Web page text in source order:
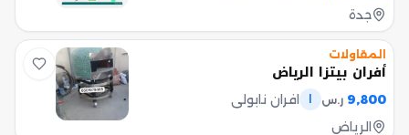
جدة
المقاولات
أفران بيتزا الرياض
9,800 ر.س
افران نابولي
الرياض